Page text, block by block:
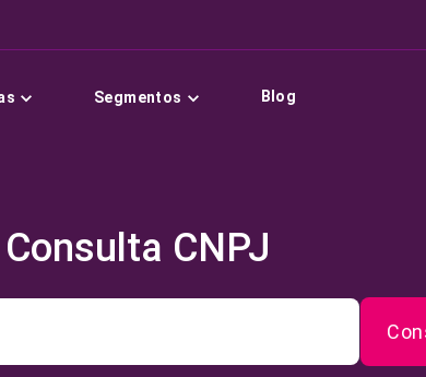
Segmentos Blog
Consulta CNPJ